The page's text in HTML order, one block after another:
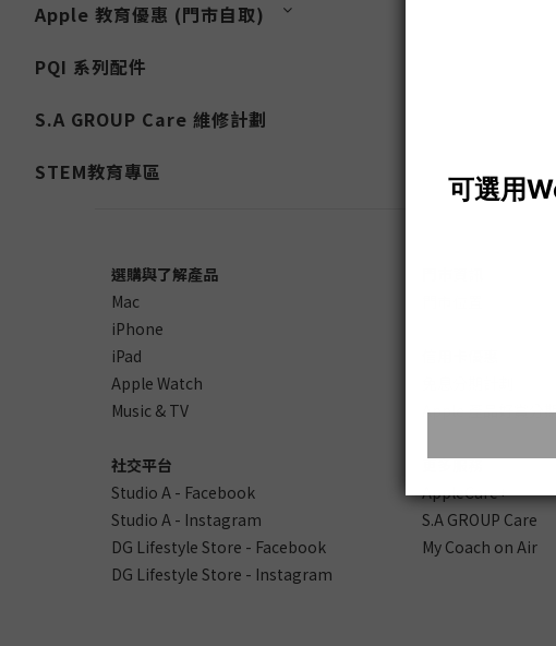
Apple 教育優惠 (門市自取)
PQI 系列配件
S.A GROUP Care 維修計劃
STEM教育專區
選購與了解產品
Mac
iPhone
iPad
Apple Watch
Music & TV
社交平台
Studio A - Facebook
Studio A - Instagram
DG Lifestyle Store - Facebook
DG Lifestyle Store - Instagram
Apple 產品好賞分
更多服務
AppleCare+
S.A GROUP Care
My Coach on Air